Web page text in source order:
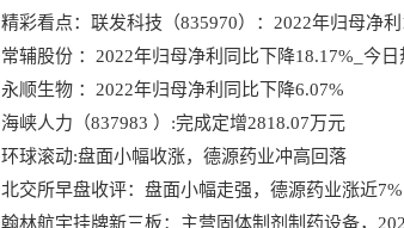
精彩看点：联发科技（835970）：2022年归母净
常辅股份 ：2022年归母净利同比下降18.17%_今日
永顺生物 ：2022年归母净利同比下降6.07%
海峡人力（837983 ）:完成定增2818.07万元
环球滚动:盘面小幅收涨，德源药业冲高回落
北交所早盘收评：盘面小幅走强，德源药业涨近7%
翰林航宇挂牌新三板：主营固体制剂制药设备，